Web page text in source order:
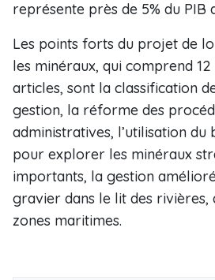
représente près de 5% du PIB
Les points forts du projet de
les minéraux, qui comprend 12
articles, sont la classification
gestion, la réforme des
administratives, l’utilisation du
pour explorer les minéraux
importants, la gestion
gravier dans le lit des rivières,
zones maritimes.